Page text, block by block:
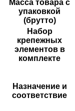
Масса товара с
упаковкой
(брутто)
Набор
крепежных
элементов в
комплекте
Назначение и
соответствие